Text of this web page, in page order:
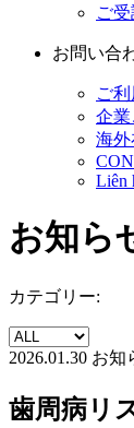
ご
お問い合
ご
企業
海
Liên
お知ら
カテゴリー:
2026.01.30 お知
歯周病リ